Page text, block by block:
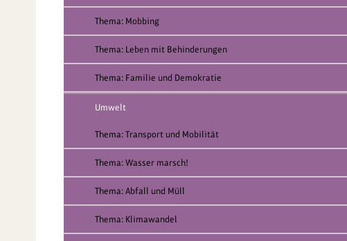
Thema: Mobbing
Thema: Leben mit Behinderungen
Thema: Familie und Demokratie
Umwelt
Thema: Transport und Mobilität
Thema: Wasser marsch!
Thema: Abfall und Müll
Thema: Klimawandel